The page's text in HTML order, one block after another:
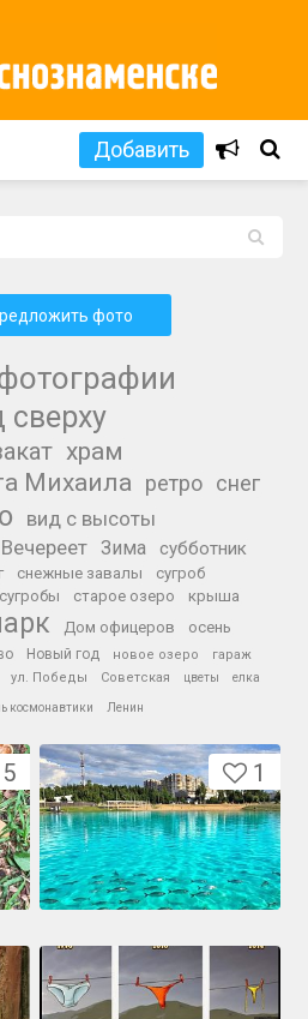
Добавить
фото
L
сверху
храм
Михаила
ретро снег
вид с высоты
Вечереет Зима субботник
снежные завалы
сугроб
сугробы старое озеро
крыша
Дом офицеров осень
Новый год новое озеро
гараж
ул. Победы Советская цветы елка
космонавтики Ленин
1